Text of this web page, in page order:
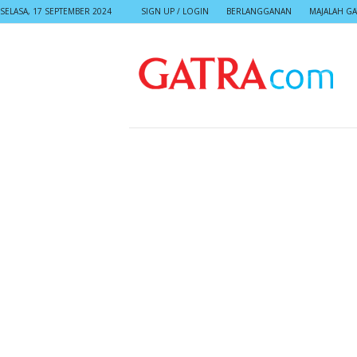
SELASA, 17 SEPTEMBER 2024 SIGN UP / LOGIN BERLANGGANAN MAJALAH